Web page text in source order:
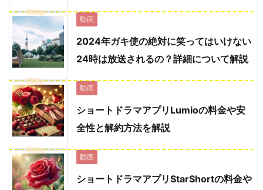
動画
2024年ガキ使の絶対に笑ってはいけない
24時は放送されるの？詳細について解説
動画
ショートドラマアプリLumioの料金や安
全性と解約方法を解説
動画
ショートドラマアプリStarShortの料金や